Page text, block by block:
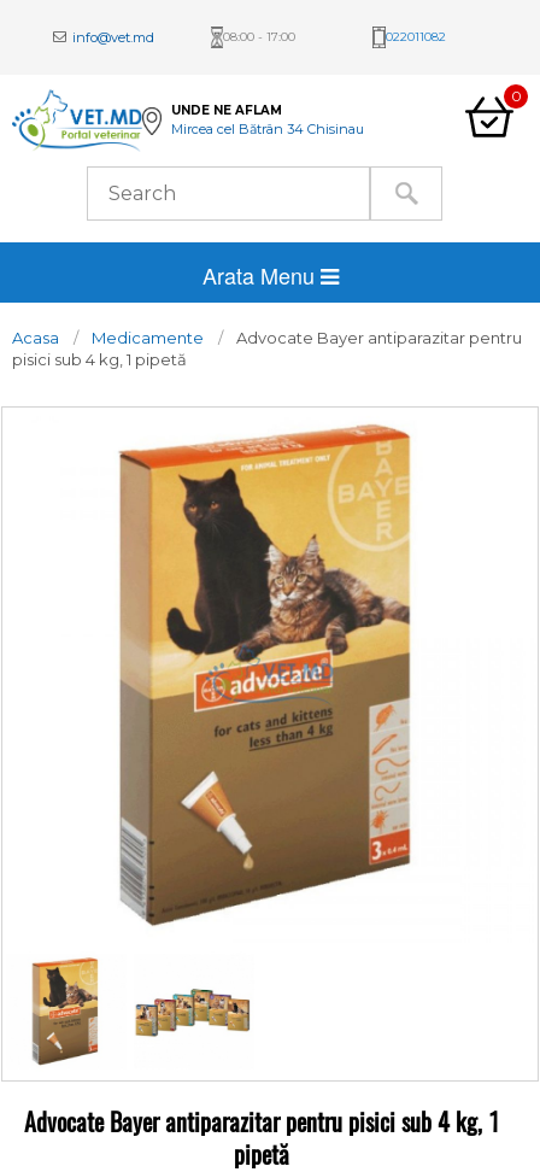
info@vet.md 08:00 - 17:00 022011082
UNDE NE AFLAM
Mircea cel Bătrân 34 Chisinau
0
Arata Menu
Acasa Medicamente
Advocate Bayer antiparazitar pentru
pisici sub 4 kg, 1 pipetă
Advocate Bayer antiparazitar pentru pisici sub 4 kg, 1
pipetă